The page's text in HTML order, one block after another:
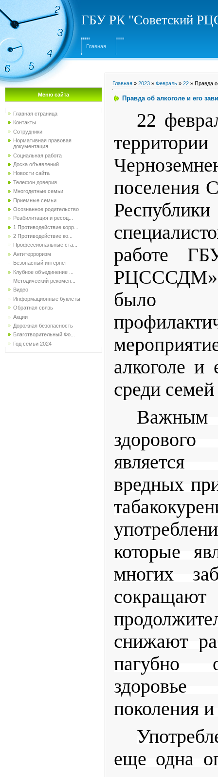
ГБУ РК "Советский
Главная
Меню сайта
Главная страница
Контакты
Сотрудники
Нормативная правовая
документация
Социальная работа
Доска объявлений
Новости сайта
Телефон доверия
Многодетные семьи
Приемные семьи
Осознанное родительство
Реабилитация и ресоц...
1 Противодействие корр...
2 Противодействие ко...
Профессиональные ста...
Антитерроризм
Безопасный интернет
Клубное объединение ...
Методический рекомен...
Видео
Информационные буклеты
Обратная связь
Акции
Дорожная безопасность
Благотворительный Фо...
Год семьи 2024
Главная » 2023 » Февраль » 22 » Правда
Правда об алкоголе и его
22
территории
поселения
работе
РЦСССДМ»
было
алкоголе и
среди
вредных
которые
многих
сокращают
снижают
пагубно
здоровье
поколения
еще одна